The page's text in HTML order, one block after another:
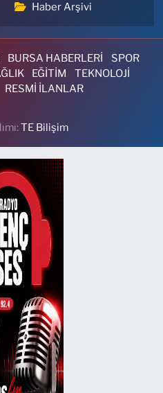
Haber Arşivi
BURSA HABERLERİ
SPOR
EĞİTİM
TEKNOLOJİ
RESMİ İLANLAR
TE Bilişim